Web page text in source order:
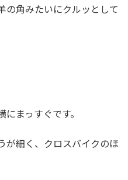
の角みたいにクルッとして
まっすぐです。
が細く、クロスバイクのほ